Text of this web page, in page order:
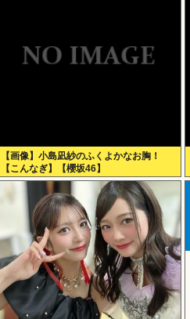
【画像】小島凪紗のふくよかなお胸！
【こんなぎ】【櫻坂46】